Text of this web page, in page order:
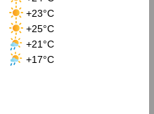
+23°C
+25°C
+21°C
+17°C